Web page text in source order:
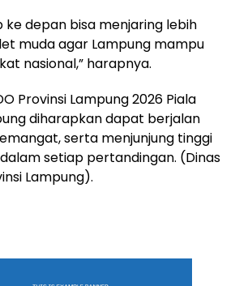
ke depan bisa menjaring lebih
muda agar Lampung mampu
nasional,” harapnya.
Provinsi Lampung 2026 Piala
diharapkan dapat berjalan
serta menjunjung tinggi
setiap pertandingan. (Dinas
Lampung).